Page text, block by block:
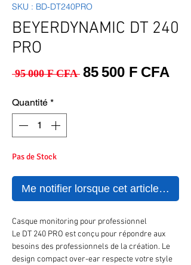
SKU : BD-DT240PRO
BEYERDYNAMIC DT 240
PRO
95 000 F CFA Prix original
85 500 F CFA
Quantité *
Pas de Stock
Me notifier lorsque cet article est
Casque monitoring pour professionnel
Le DT 240 PRO est conçu pour répondre aux
besoins des professionnels de la création. Le
design compact over-ear respecte votre style